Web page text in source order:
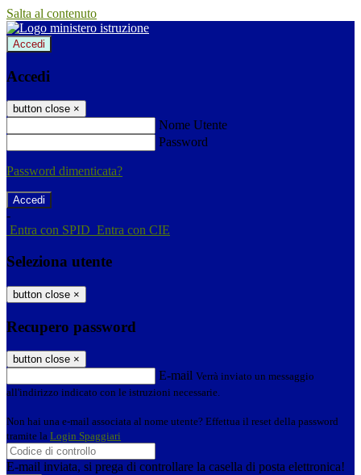
Salta al contenuto
Accedi
Accedi
button close ×
Nome Utente
Password
Password dimenticata?
-
Entra con SPID Entra con CIE
Seleziona utente
button close ×
Recupero password
button close ×
E-mail Verrà inviato un messaggio
all'indirizzo indicato con le istruzioni necessarie.
Non hai una e-mail associata al nome utente? Effettua il reset della password
tramite la Login Spaggiari
E-mail inviata, si prega di controllare la casella di posta elettronica!